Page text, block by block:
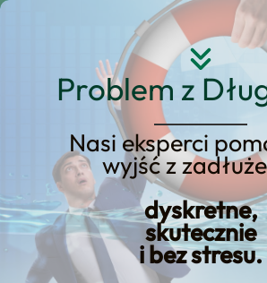
Problem z
Nasi eksperci
wyjść z
dyskretne,
skutecznie
i bez stresu.
Przejdź
Jak spłacić
do